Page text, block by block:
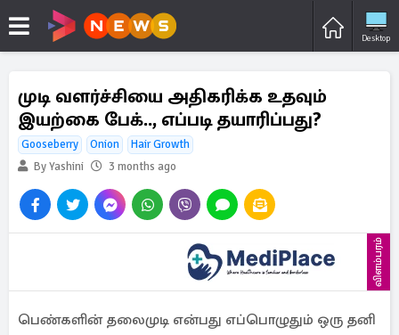
Desktop
முடி வளர்ச்சியை அதிகரிக்க உதவும்
இயற்கை பேக்.., எப்படி தயாரிப்பது?
Gooseberry Onion
Hair Growth
By Yashini
3 months ago
விளம்பரம்
பெண்களின் தலைமுடி என்பது எப்பொழுதும் ஒரு தனி